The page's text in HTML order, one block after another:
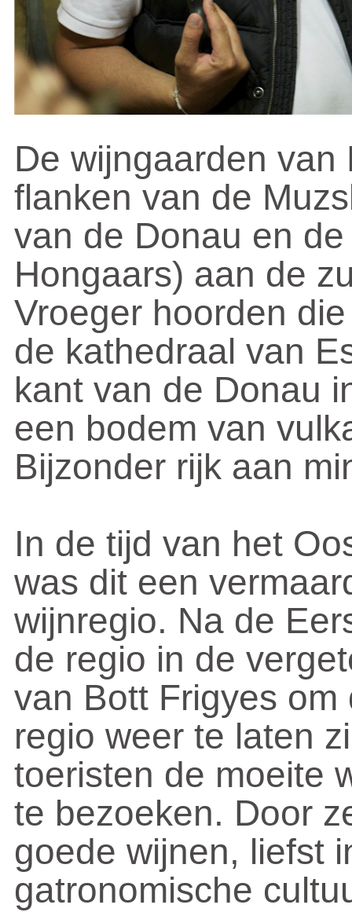
De wijngaarden
flanken van de
van de Donau en
Hongaars) aan de
Vroeger hoorden
de kathedraal van
kant van de Donau
een bodem van
Bijzonder rijk aan
In de tijd van het
was dit een
wijnregio. Na de
de regio in de
van Bott Frigyes
regio weer te laten
toeristen de moeite
te bezoeken. Door
goede wijnen, liefst
gatronomische